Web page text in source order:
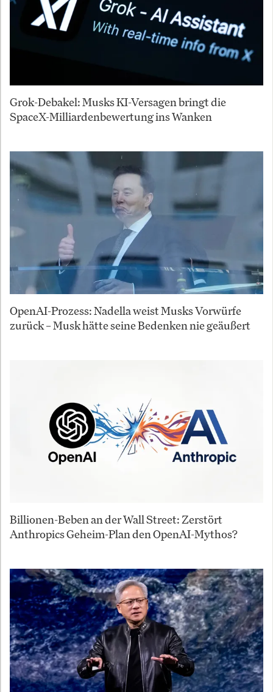
Grok-Debakel: Musks KI-Versagen bringt die
SpaceX-Milliardenbewertung ins Wanken
OpenAI-Prozess: Nadella weist Musks Vorwürfe
zurück – Musk hätte seine Bedenken nie geäußert
Billionen-Beben an der Wall Street: Zerstört
Anthropics Geheim-Plan den OpenAI-Mythos?